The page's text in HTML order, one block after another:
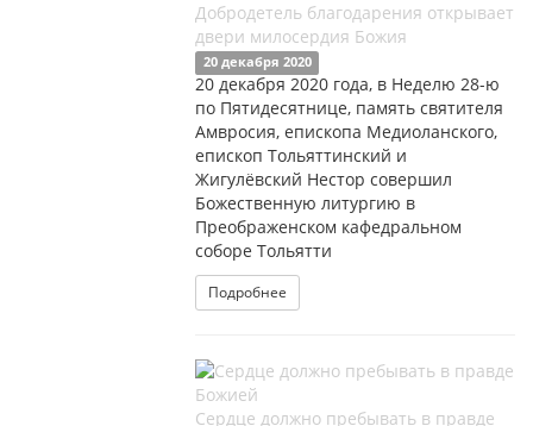
Добродетель благодарения открывает
двери милосердия Божия
20 декабря 2020
20 декабря 2020 года, в Неделю 28-ю
по Пятидесятнице, память святителя
Амвросия, епископа Медиоланского,
епископ Тольяттинский и
Жигулёвский Нестор совершил
Божественную литургию в
Преображенском кафедральном
соборе Тольятти
Подробнее
Сердце должно пребывать в правде